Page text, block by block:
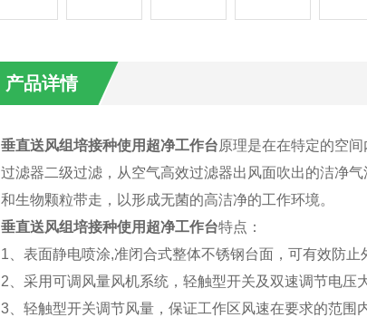
产品详情
垂直送风组培接种使用超净工作台原理是在在特定的空
过滤器二级过滤，从空气高效过滤器出风面吹出的洁净
和生物颗粒带走，以形成无菌的高洁净的工作环境。
垂直送风组培接种使用超净工作台特点：
1、表面静电喷涂,准闭合式整体不锈钢台面，可有效防止
2、采用可调风量风机系统，轻触型开关及双速调节电压
3、轻触型开关调节风量，保证工作区风速在要求的范围内